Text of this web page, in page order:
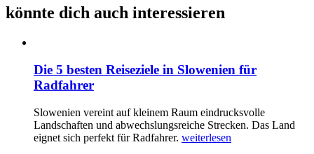
könnte dich auch interessieren
Die 5 besten Reiseziele in Slowenien für
Radfahrer
Slowenien vereint auf kleinem Raum eindrucksvolle
Landschaften und abwechslungsreiche Strecken. Das Land
eignet sich perfekt für Radfahrer. weiterlesen